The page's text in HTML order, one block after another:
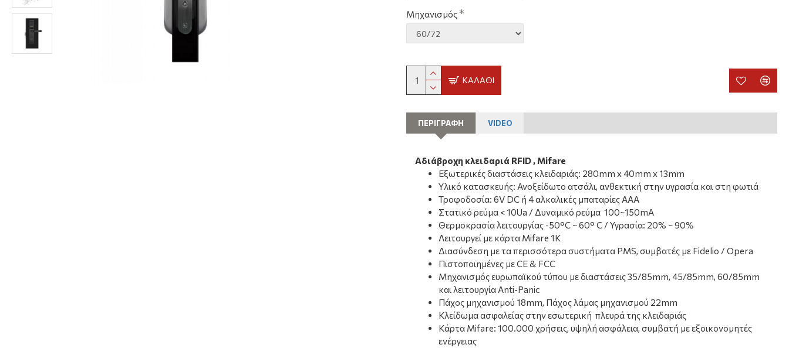
Μηχανισμός
ΚΑΛΆΘΙ
ΠΕΡΙΓΡΑΦΗ VIDEO
Αδιάβροχη κλειδαριά RFID , Mifare
Εξωτερικές διαστάσεις κλειδαριάς: 280mm x 40mm x 13mm
Υλικό κατασκευής: Ανοξείδωτο ατσάλι, ανθεκτική στην υγρασία και στη φωτιά
Τροφοδοσία: 6V DC ή 4 αλκαλικές μπαταρίες ΑΑΑ
Στατικό ρεύμα < 10Ua / Δυναμικό ρεύμα 100~150mA
Θερμοκρασία λειτουργίας -50°C ~ 60° C / Υγρασία: 20% ~ 90%
Λειτουργεί με κάρτα Mifare 1Κ
Διασύνδεση με τα περισσότερα συστήματα PMS, συμβατές με Fidelio / Opera
Πιστοποιημένες με CE & FCC
Μηχανισμός ευρωπαϊκού τύπου με διαστάσεις 35/85mm, 45/85mm, 60/85mm
και λειτουργία Anti-Panic
Πάχος μηχανισμού 18mm, Πάχος λάμας μηχανισμού 22mm
Κλείδωμα ασφαλείας στην εσωτερική πλευρά της κλειδαριάς
Κάρτα Mifare: 100.000 χρήσεις, υψηλή ασφάλεια, συμβατή με εξοικονομητές
ενέργειας